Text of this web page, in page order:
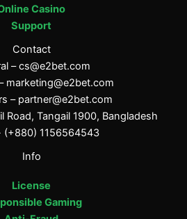
Casino
Support
Contact
–cs@e2bet.com
marketing@e2bet.com
– partner@e2bet.com
Road, Tangail 1900, Bangladesh
(+880) 1156564543
Info
License
Gaming